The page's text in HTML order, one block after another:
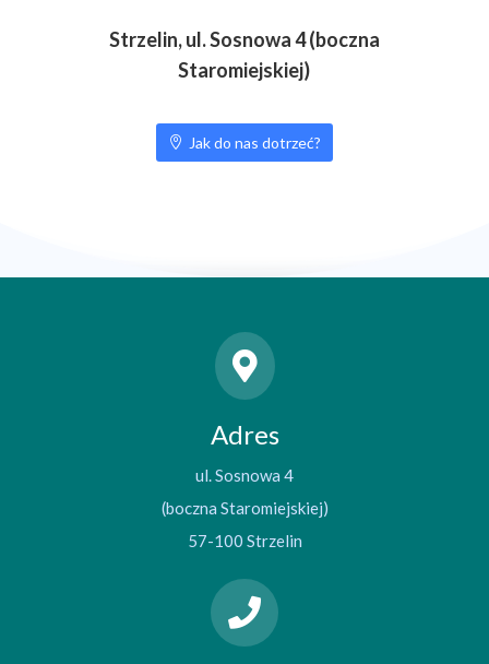
Strzelin, ul. Sosnowa 4 (boczna
Staromiejskiej)
Jak do nas dotrzeć?
Adres
ul. Sosnowa 4
(boczna Staromiejskiej)
57-100 Strzelin